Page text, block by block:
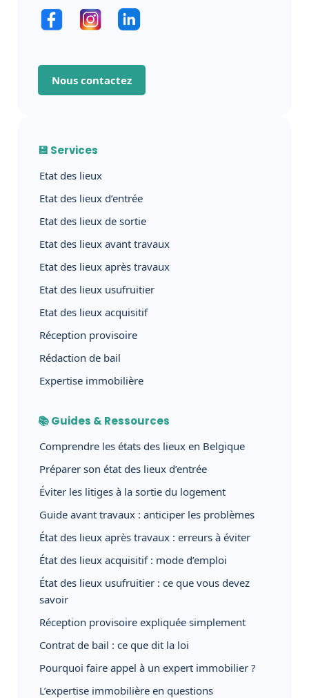
Nous contactez
💾 Services
Etat des lieux
Etat des lieux d’entrée
Etat des lieux de sortie
Etat des lieux avant travaux
Etat des lieux après travaux
Etat des lieux usufruitier
Etat des lieux acquisitif
Réception provisoire
Rédaction de bail
Expertise immobilière
📚 Guides & Ressources
Comprendre les états des lieux en Belgique
Préparer son état des lieux d’entrée
Éviter les litiges à la sortie du logement
Guide avant travaux : anticiper les problèmes
État des lieux après travaux : erreurs à éviter
État des lieux acquisitif : mode d’emploi
État des lieux usufruitier : ce que vous devez
savoir
Réception provisoire expliquée simplement
Contrat de bail : ce que dit la loi
Pourquoi faire appel à un expert immobilier ?
L’expertise immobilière en questions